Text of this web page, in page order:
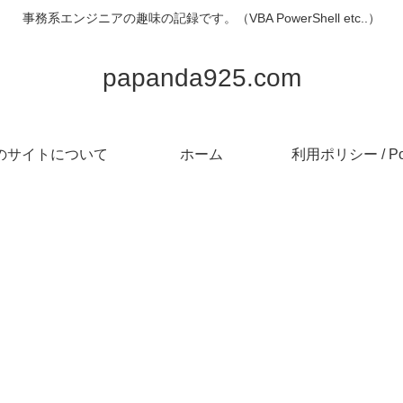
事務系エンジニアの趣味の記録です。（VBA PowerShell etc..）
papanda925.com
サイトについて ホーム 利用ポリシー /